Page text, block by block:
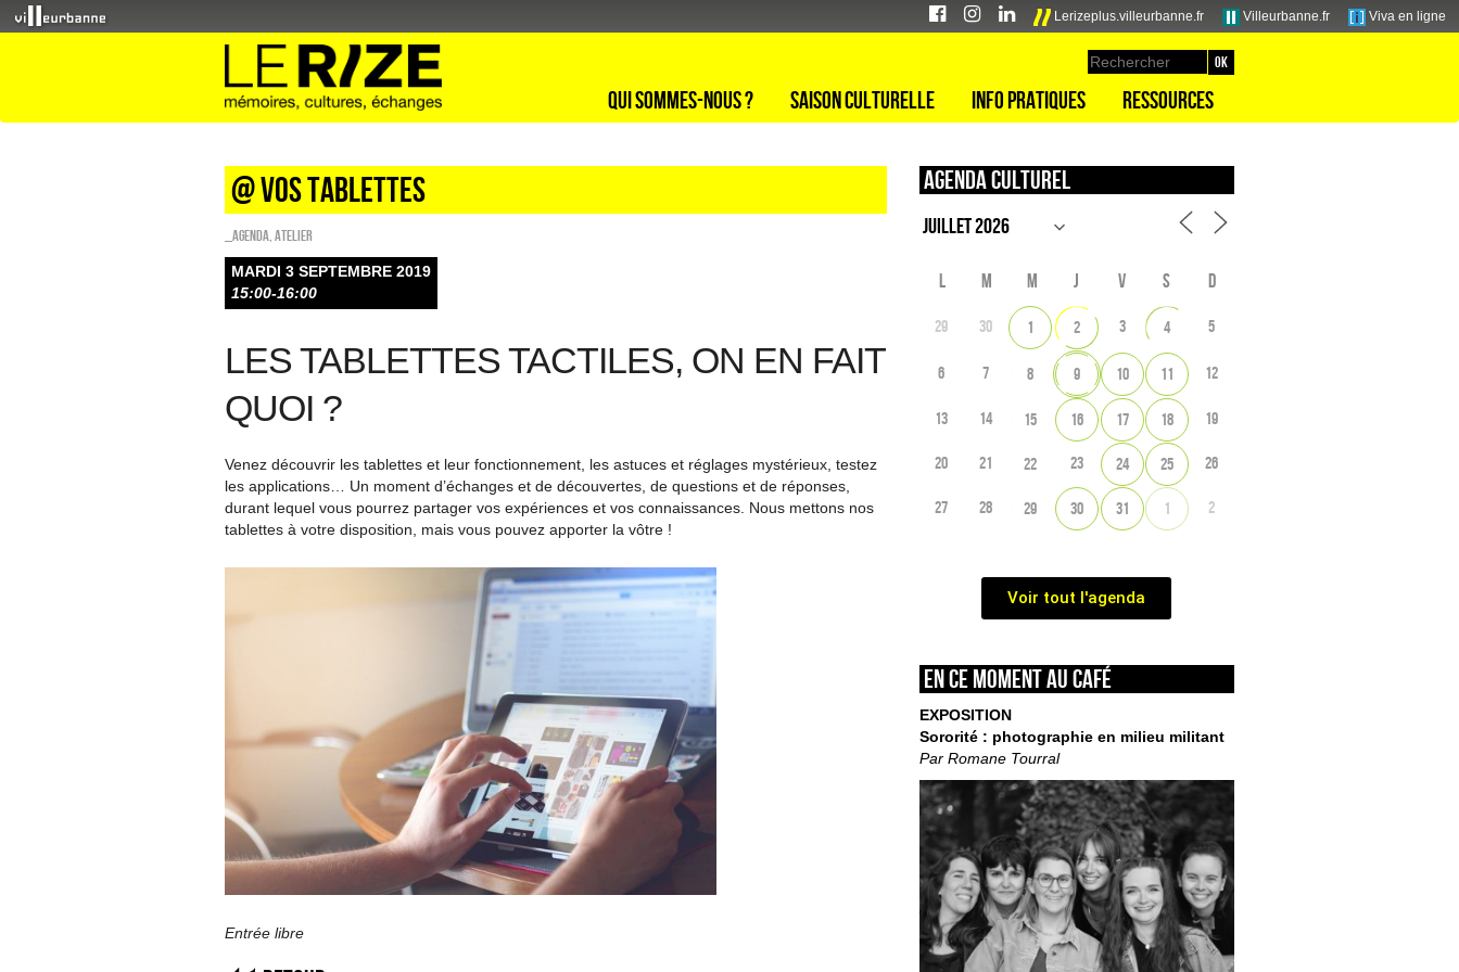
Lerizeplus.villeurbanne.fr Villeurbanne.fr Viva en ligne
Qui sommes-nous ? Saison culturelle Info pratiques Ressources
@ vos tablettes
_Agenda Atelier
MARDI 3 SEPTEMBRE 2019
15:00-16:00
LES TABLETTES TACTILES, ON EN FAIT
QUOI ?
Venez découvrir les tablettes et leur fonctionnement, les astuces et réglages mystérieux, testez
les applications… Un moment d’échanges et de découvertes, de questions et de réponses,
durant lequel vous pourrez partager vos expériences et vos connaissances. Nous mettons nos
tablettes à votre disposition, mais vous pouvez apporter la vôtre !
Entrée libre
Agenda culturel
L M M J V S D
29 30 1 2 3 4 5
6 7 8 9 10 11 12
13 14 15 16 17 18 19
20 21 22 23 24 25 26
27 28 29 30 31 1 2
Voir tout l'agenda
En ce moment au café
EXPOSITION
Sororité : photographie en milieu militant
Par Romane Tourral